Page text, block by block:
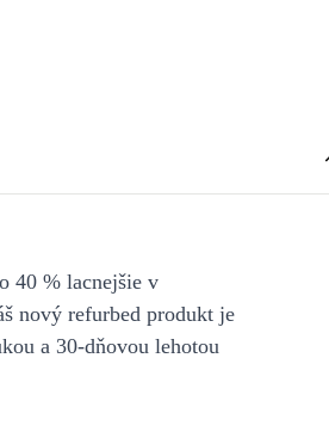
40 % lacnejšie v
nový refurbed produkt je
a 30-dňovou lehotou